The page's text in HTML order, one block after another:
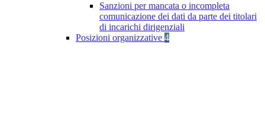
Sanzioni per mancata o incompleta
comunicazione dei dati da parte dei titolari
di incarichi dirigenziali
Posizioni organizzative 4